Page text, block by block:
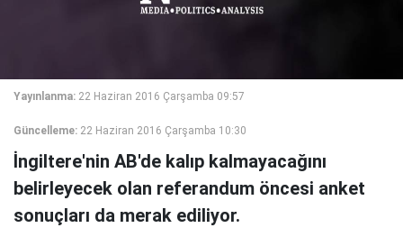
Yayınlanma: 22 Haziran 2016 Çarşamba 09:57
Güncelleme: 22 Haziran 2016 Çarşamba 10:30
İngiltere'nin AB'de kalıp kalmayacağını
belirleyecek olan referandum öncesi anket
sonuçları da merak ediliyor.